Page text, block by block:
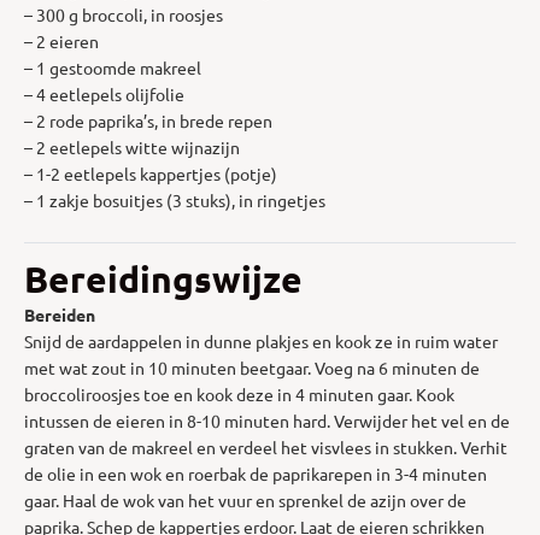
– 300 g broccoli, in roosjes
– 2 eieren
– 1 gestoomde makreel
– 4 eetlepels olijfolie
– 2 rode paprika’s, in brede repen
– 2 eetlepels witte wijnazijn
– 1-2 eetlepels kappertjes (potje)
– 1 zakje bosuitjes (3 stuks), in ringetjes
Bereidingswijze
Bereiden
Snijd de aardappelen in dunne plakjes en kook ze in ruim water
met wat zout in 10 minuten beetgaar. Voeg na 6 minuten de
broccoliroosjes toe en kook deze in 4 minuten gaar. Kook
intussen de eieren in 8-10 minuten hard. Verwijder het vel en de
graten van de makreel en verdeel het visvlees in stukken. Verhit
de olie in een wok en roerbak de paprikarepen in 3-4 minuten
gaar. Haal de wok van het vuur en sprenkel de azijn over de
paprika. Schep de kappertjes erdoor. Laat de eieren schrikken